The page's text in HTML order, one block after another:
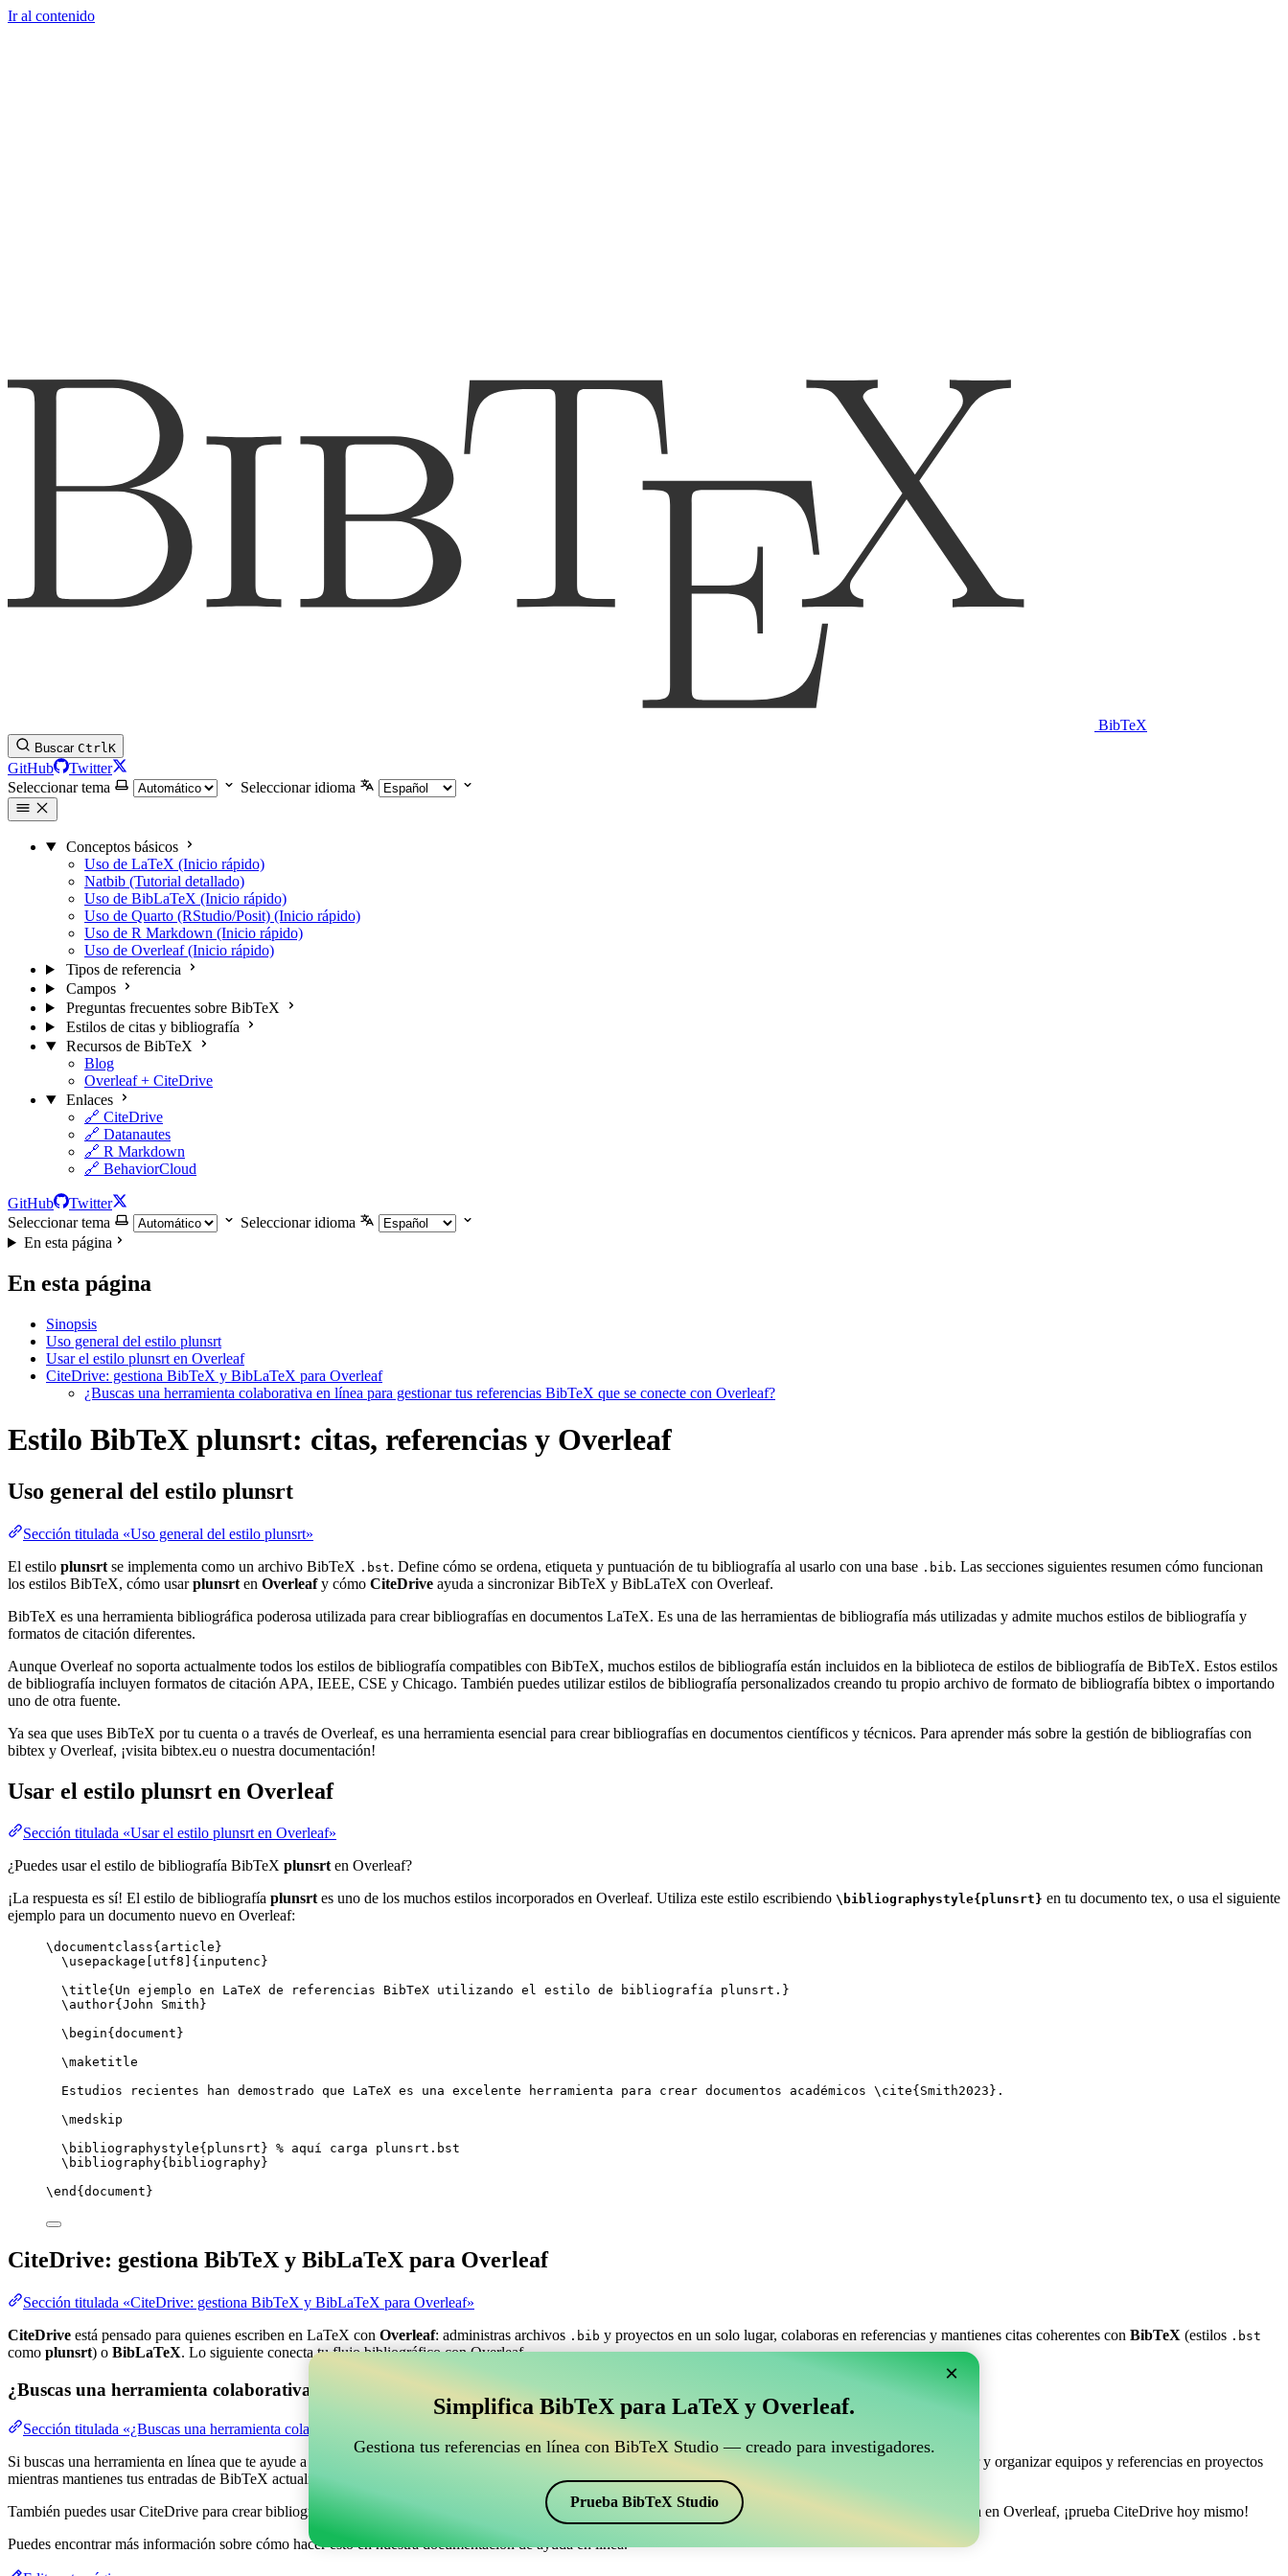
Ir al contenido
BibTeX
Buscar CtrlK
GitHub
Twitter
Seleccionar tema
Seleccionar idioma
Conceptos básicos
Uso de LaTeX (Inicio rápido)
Natbib (Tutorial detallado)
Uso de BibLaTeX (Inicio rápido)
Uso de Quarto (RStudio/Posit) (Inicio rápido)
Uso de R Markdown (Inicio rápido)
Uso de Overleaf (Inicio rápido)
Tipos de referencia
Campos
Preguntas frecuentes sobre BibTeX
Estilos de citas y bibliografía
Recursos de BibTeX
Blog
Overleaf + CiteDrive
Enlaces
🔗 CiteDrive
🔗 Datanautes
🔗 R Markdown
🔗 BehaviorCloud
GitHub
Twitter
Seleccionar tema
Seleccionar idioma
En esta página
En esta página
Sinopsis
Uso general del estilo plunsrt
Usar el estilo plunsrt en Overleaf
CiteDrive: gestiona BibTeX y BibLaTeX para Overleaf
¿Buscas una herramienta colaborativa en línea para gestionar tus referencias BibTeX que se conecte con Overleaf?
Estilo BibTeX plunsrt: citas, referencias y Overleaf
Uso general del estilo plunsrt
Sección titulada «Uso general del estilo plunsrt»
El estilo plunsrt se implementa como un archivo BibTeX .bst. Define cómo se ordena, etiqueta y puntuación de tu bibliografía al usarlo con una base .bib. Las secciones siguientes resumen cómo funcionan
los estilos BibTeX, cómo usarplunsrt en Overleafy cómo CiteDrive ayuda a sincronizar BibTeX y BibLaTeX con Overleaf.
BibTeX es una herramienta bibliográfica poderosa utilizada para crear bibliografías en documentos LaTeX. Es una de las herramientas de bibliografía más utilizadas y admite muchos estilos de bibliografía y
formatos de citación diferentes.
Aunque Overleaf no soporta actualmente todos los estilos de bibliografía compatibles con BibTeX, muchos estilos de bibliografía están incluidos en la biblioteca de estilos de bibliografía de BibTeX. Estos estilos
de bibliografía incluyen formatos de citación APA, IEEE, CSE y Chicago. También puedes utilizar estilos de bibliografía personalizados creando tu propio archivo de formato de bibliografía bibtex o importando
uno de otra fuente.
Ya sea que uses BibTeX por tu cuenta o a través de Overleaf, es una herramienta esencial para crear bibliografías en documentos científicos y técnicos. Para aprender más sobre la gestión de bibliografías con
bibtex y Overleaf, ¡visita bibtex.eu o nuestra documentación!
Usar el estilo plunsrt en Overleaf
Sección titulada «Usar el estilo plunsrt en Overleaf»
¿Puedes usar el estilo de bibliografía BibTeX plunsrten Overleaf?
¡La respuesta es sí! El estilo de bibliografía plunsrtes uno de los muchos estilos incorporados en Overleaf. Utiliza este estilo escribiendo \bibliographystyle{plunsrt} en tu documento tex, o usa el siguiente
ejemplo para un documento nuevo en Overleaf:
\documentclass{ article }
\usepackage
utf8 ]{ inputenc }
\title{Un ejemplo en LaTeX de referencias BibTeX utilizando el estilo de bibliografía plunsrt.}
\author{John Smith}
\begin{ document }
\maketitle
Estudios recientes han demostrado que LaTeX es una excelente herramienta para crear documentos académicos \cite{ Smith2023 }.
\medskip
\bibliographystyle{plunsrt} % aquí carga plunsrt.bst
\bibliography{bibliography}
\end { document }
CiteDrive: gestiona BibTeX y BibLaTeX para Overleaf
Sección titulada «CiteDrive: gestiona BibTeX y BibLaTeX para Overleaf»
CiteDrive está pensado para quienes escriben en LaTeX con Overleaf: administras archivos .bib y proyectos en un solo lugar, colaboras en referencias y mantienes citas coherentes con BibTeX (estilos .bst
como plunsrt) o BibLaTeX. Lo siguiente conecta tu flujo bibliográfico con Overleaf.
¿Buscas una herramienta colaborativa en línea para gestionar tus referencias BibTeX que se conecte con Overleaf?
Sección titulada «¿Buscas una herramienta colaborativa en línea para gestionar tus referencias BibTeX que se conecte con Overleaf?»
Si buscas una herramienta en línea que te ayude a gestionar tus referencias, citas y bibliografía en Overleaf, ¡CiteDrive puede ser perfecta! Te permite coleccionar y organizar equipos y referencias en proyectos
mientras mantienes tus entradas de BibTeX actualizadas en tu proyecto de Overleaf.
También puedes usar CiteDrive para crear bibliografías y citas en varios estilos, incluyendo plunsrt. Así que si buscas una manera fácil de gestionar tu bibliografía en Overleaf, ¡prueba CiteDrive hoy mismo!
Puedes encontrar más información sobre cómo hacer esto en nuestra documentación de ayuda en línea.
×
Simplifica BibTeX para LaTeX y Overleaf.
Gestiona tus referencias en línea con BibTeX Studio — creado para investigadores.
Prueba BibTeX Studio